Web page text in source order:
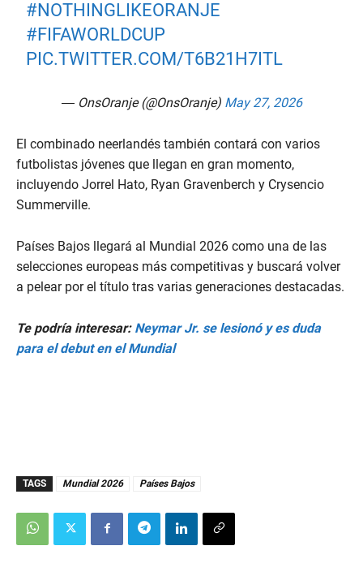
#NOTHINGLIKEORANJE
#FIFAWORLDCUP
PIC.TWITTER.COM/T6B21H7ITL
— OnsOranje (@OnsOranje) May 27, 2026
El combinado neerlandés también contará con varios
futbolistas jóvenes que llegan en gran momento,
incluyendo Jorrel Hato, Ryan Gravenberch y Crysencio
Summerville.
Países Bajos llegará al Mundial 2026 como una de las
selecciones europeas más competitivas y buscará volver
a pelear por el título tras varias generaciones destacadas.
Te podría interesar: Neymar Jr. se lesionó y es duda
para el debut en el Mundial
TAGS Mundial 2026 Países Bajos